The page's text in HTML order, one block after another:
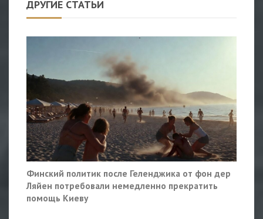
ДРУГИЕ СТАТЬИ
Финский политик после Геленджика от фон дер
Ляйен потребовали немедленно прекратить
помощь Киеву